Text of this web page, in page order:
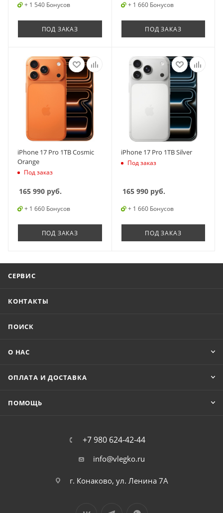
+ 1 540 Бонусов
ПОД ЗАКАЗ
+ 1 660 Бонусов
ПОД ЗАКАЗ
iPhone 17 Pro 1TB Cosmic
Orange
Под заказ
165 990 руб.
+ 1 660 Бонусов
ПОД ЗАКАЗ
iPhone 17 Pro 1TB Silver
Под заказ
165 990руб.
+ 1 660 Бонусов
ПОД ЗАКАЗ
СЕРВИС
КОНТАКТЫ
ПОИСК
О НАС
ОПЛАТА И ДОСТАВКА
ПОМОЩЬ
+7 980 624-42-44
info@vlegko.ru
г. Конаково, ул. Ленина 7А